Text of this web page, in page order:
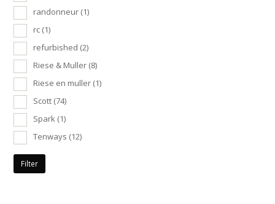
randonneur (1)
rc (1)
refurbished (2)
Riese & Muller (8)
Riese en muller (1)
Scott (74)
Spark (1)
Tenways (12)
Filter